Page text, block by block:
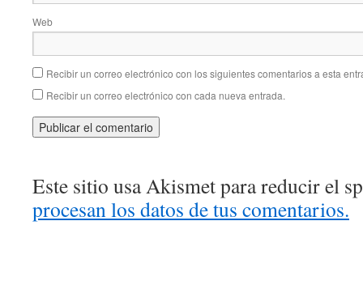
Web
Recibir un correo electrónico con los siguientes comentarios a esta
Recibir un correo electrónico con cada nueva entrada.
Este sitio usa Akismet para reducir el
procesan los datos de tus comentarios.